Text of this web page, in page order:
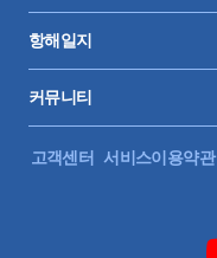
항해일지
커뮤니티
고객센터 서비스이용약관